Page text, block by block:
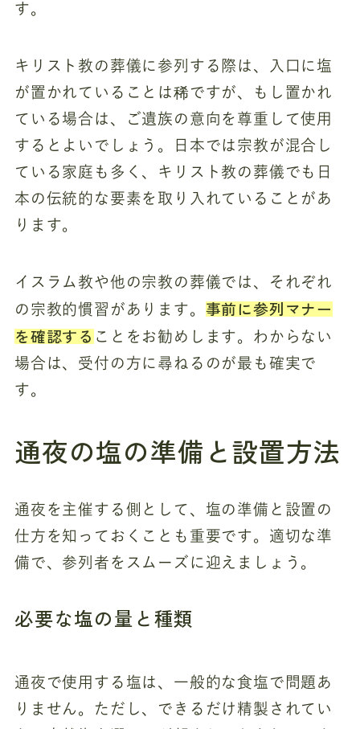
す。
キリスト教の葬儀に参列する際は、入口に塩
が置かれていることは稀ですが、もし置かれ
ている場合は、ご遺族の意向を尊重して使用
するとよいでしょう。日本では宗教が混合し
ている家庭も多く、キリスト教の葬儀でも日
本の伝統的な要素を取り入れていることがあ
ります。
イスラム教や他の宗教の葬儀では、それぞれ
の宗教的慣習があります。 事前に参列マナー
を確認することをお勧めします。わからない
場合は、受付の方に尋ねるのが最も確実で
す。
通夜の塩の準備と設置方法
通夜を主催する側として、塩の準備と設置の
仕方を知っておくことも重要です。適切な準
備で、参列者をスムーズに迎えましょう。
必要な塩の量と種類
通夜で使用する塩は、一般的な食塩で問題あ
りません。ただし、できるだけ精製されてい